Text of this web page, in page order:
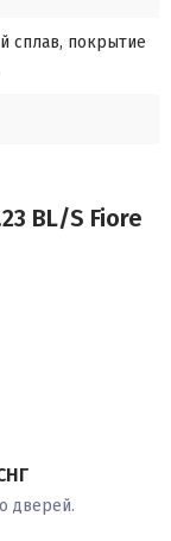
сплав, покрытие
BL/S Fiore
дверей.